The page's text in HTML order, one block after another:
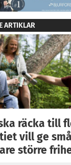
ARTIKLAR
räcka till
vill ge små
större